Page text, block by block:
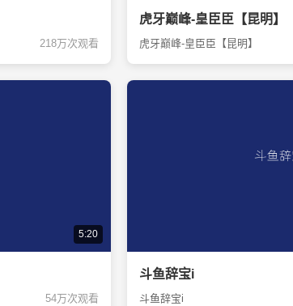
218万次观看
虎牙巅峰-皇臣臣【昆明】
虎牙巅峰-皇臣臣【昆明】
5:20
54万次观看
斗鱼辞宝i
斗鱼辞宝i